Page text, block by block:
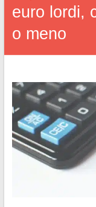
euro lordi,
o meno